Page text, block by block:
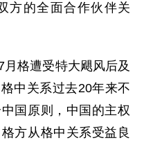
方的全面合作伙伴关
格遭受特大飓风后及
中关系过去20年来不
国原则，中国的主权
方从格中关系受益良